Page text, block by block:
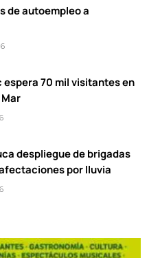
de autoempleo a
70 mil visitantes en
despliegue de brigadas
por lluvia